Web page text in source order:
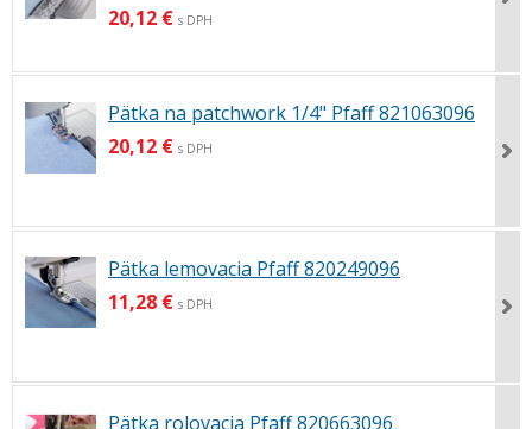
20,12 € s DPH
Pätka na patchwork 1/4" Pfaff 821063096
20,12 € s DPH
Pätka lemovacia Pfaff 820249096
11,28 € s DPH
Pätka rolovacia Pfaff 820663096